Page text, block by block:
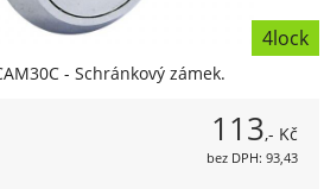
- Schránkový zámek.
4lock
113,- Kč
bez DPH: 93,43